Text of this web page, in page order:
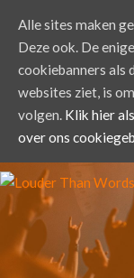
Alle sites maken
Deze ook. De
cookiebanners als
websites ziet, is
volgen. Klik hier
over ons